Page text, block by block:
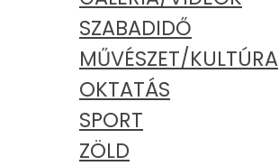
SZABADIDŐ
MŰVÉSZET/KULTÚRA
OKTATÁS
SPORT
ZÖLD